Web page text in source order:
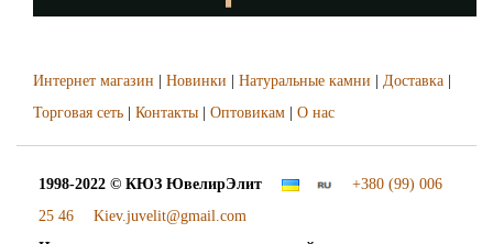
Интернет магазин | Новинки | Натуральные камни | Доставка |
Торговая сеть | Контакты | Оптовикам | О нас
1998-2022 © КЮЗ ЮвелирЭлит
+380 (99) 006
25 46
Kiev.juvelit@gmail.com